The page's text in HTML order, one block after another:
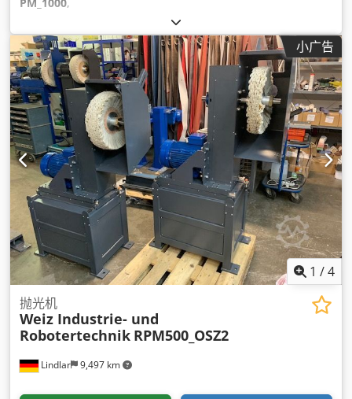
小广告
1 /4
Lindlar 9,497 km
抛光机
Weiz Industrie- und
Robotertechnik RPM500_OSZ2